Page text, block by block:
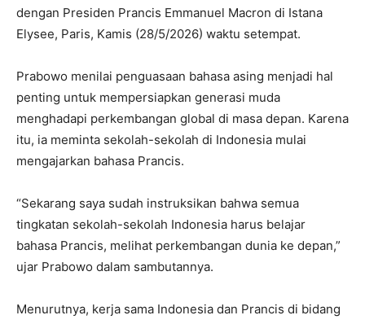
dengan Presiden Prancis Emmanuel Macron di Istana
Elysee, Paris, Kamis (28/5/2026) waktu setempat.
Prabowo menilai penguasaan bahasa asing menjadi hal
penting untuk mempersiapkan generasi muda
menghadapi perkembangan global di masa depan. Karena
itu, ia meminta sekolah-sekolah di Indonesia mulai
mengajarkan bahasa Prancis.
“Sekarang saya sudah instruksikan bahwa semua
tingkatan sekolah-sekolah Indonesia harus belajar
bahasa Prancis, melihat perkembangan dunia ke depan,”
ujar Prabowo dalam sambutannya.
Menurutnya, kerja sama Indonesia dan Prancis di bidang